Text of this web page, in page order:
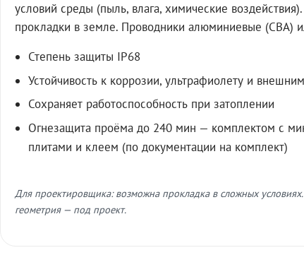
условий среды (пыль, влага, химические
прокладки в земле. Проводники алюминиевые (СВА)
Степень защиты IP68
Устойчивость к коррозии, ультрафиолету и
Сохраняет работоспособность при затоплении
Огнезащита проёма до 240 мин — комплектом с
плитами и клеем (по документации на комплект)
Для проектировщика: возможна прокладка в сложных условиях.
геометрия — под проект.